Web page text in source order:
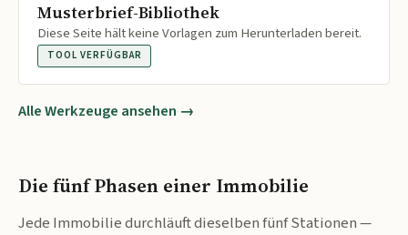
Musterbrief-Bibliothek
Diese Seite hält keine Vorlagen zum Herunterladen bereit.
TOOL VERFÜGBAR
Alle Werkzeuge ansehen →
Die fünf Phasen einer Immobilie
Jede Immobilie durchläuft dieselben fünf Stationen —